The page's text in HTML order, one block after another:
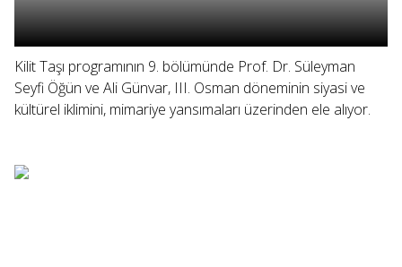
Kilit Taşı programının 9. bölümünde Prof. Dr. Süleyman
Seyfi Öğün ve Ali Günvar, III. Osman döneminin siyasi ve
kültürel iklimini, mimariye yansımaları üzerinden ele alıyor.